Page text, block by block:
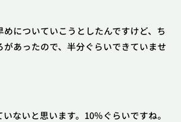
についていこうとしたんですけど、ち
があったので、半分ぐらいできていませ
ないと思います。10％ぐらいですね。